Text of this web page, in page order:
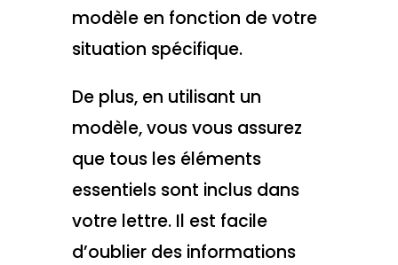
modèle en fonction de votre
situation spécifique.
De plus, en utilisant un
modèle, vous vous assurez
que tous les éléments
essentiels sont inclus dans
votre lettre. Il est facile
d’oublier des informations